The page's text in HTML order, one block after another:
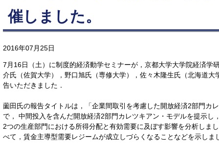
催しました。
2016年07月25日
7月16日（土）に制度的経済動学セミナーが，京都大学大学院経済学
介氏（佐賀大学），野口旭氏（専修大学），佐々木隆生氏（北海道大
告いただきました．
薗田氏の報告タイトルは，「企業間取引を考慮した開放経済2部門カ
で， 中間投入を含んだ開放経済2部門カレツキアン・モデルを提示し
2つの生産部門における所得分配と有効需要に及ぼす影響を分析しま
べて，賃金主導型需要レジームが成立しづらくなることなどを示しま